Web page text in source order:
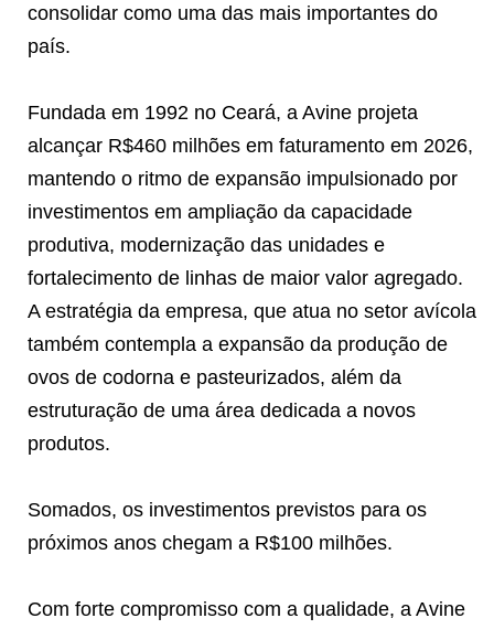
consolidar como uma das mais importantes do
país.
Fundada em 1992 no Ceará, a Avine projeta
alcançar R$460 milhões em faturamento em 2026,
mantendo o ritmo de expansão impulsionado por
investimentos em ampliação da capacidade
produtiva, modernização das unidades e
fortalecimento de linhas de maior valor agregado.
A estratégia da empresa, que atua no setor avícola
também contempla a expansão da produção de
ovos de codorna e pasteurizados, além da
estruturação de uma área dedicada a novos
produtos.
Somados, os investimentos previstos para os
próximos anos chegam a R$100 milhões.
Com forte compromisso com a qualidade, a Avine